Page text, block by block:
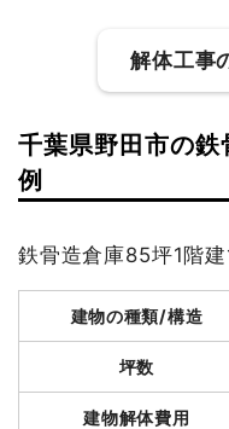
物置小屋撤去
外階段撤去
植木・植栽撤去
土間コンクリート撤去
解体工事
建物解体費用
総額
千葉県野田市の鉄
例
鉄骨造倉庫85坪1階
建物の種類/構造
坪数
建物解体費用